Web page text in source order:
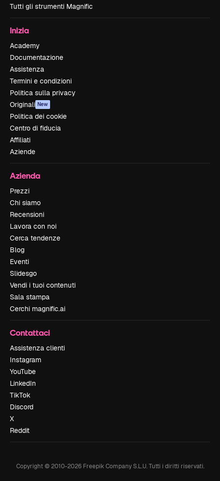
Tutti gli strumenti Magnific
Inizia
Academy
Documentazione
Assistenza
Termini e condizioni
Politica sulla privacy
Originali New
Politica dei cookie
Centro di fiducia
Affiliati
Aziende
Azienda
Prezzi
Chi siamo
Recensioni
Lavora con noi
Cerca tendenze
Blog
Eventi
Slidesgo
Vendi i tuoi contenuti
Sala stampa
Cerchi magnific.ai
Contattaci
Assistenza clienti
Instagram
YouTube
LinkedIn
TikTok
Discord
X
Reddit
Copyright © 2010-2026Freepik Company S.L.U. Tutti i diritti riservati.